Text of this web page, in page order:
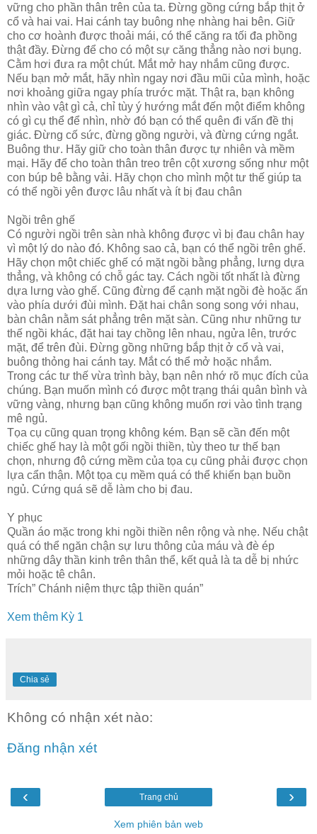
vững cho phần thân trên của ta. Đừng gồng cứng bắp thịt ở
cổ và hai vai. Hai cánh tay buông nhẹ nhàng hai bên. Giữ
cho cơ hoành được thoải mái, có thể căng ra tối đa phồng
thật đầy. Đừng để cho có một sự căng thẳng nào nơi bụng.
Cằm hơi đưa ra một chút. Mắt mở hay nhắm cũng được.
Nếu bạn mở mắt, hãy nhìn ngay nơi đầu mũi của mình, hoặc
nơi khoảng giữa ngay phía trước mặt. Thật ra, bạn không
nhìn vào vật gì cả, chỉ tùy ý hướng mắt đến một điểm không
có gì cụ thể để nhìn, nhờ đó bạn có thể quên đi vấn đề thị
giác. Đừng cố sức, đừng gồng người, và đừng cứng ngắt.
Buông thư. Hãy giữ cho toàn thân được tự nhiên và mềm
mại. Hãy để cho toàn thân treo trên cột xương sống như một
con búp bê bằng vải. Hãy chọn cho mình một tư thế giúp ta
có thể ngồi yên được lâu nhất và ít bị đau chân
Ngồi trên ghế
Có người ngồi trên sàn nhà không được vì bị đau chân hay
vì một lý do nào đó. Không sao cả, bạn có thể ngồi trên ghế.
Hãy chọn một chiếc ghế có mặt ngồi bằng phẳng, lưng dựa
thẳng, và không có chỗ gác tay. Cách ngồi tốt nhất là đừng
dựa lưng vào ghế. Cũng đừng để cạnh mặt ngồi đè hoặc ấn
vào phía dưới đùi mình. Đặt hai chân song song với nhau,
bàn chân nằm sát phẳng trên mặt sàn. Cũng như những tư
thế ngồi khác, đặt hai tay chồng lên nhau, ngửa lên, trước
mặt, để trên đùi. Đừng gồng những bắp thịt ở cổ và vai,
buông thỏng hai cánh tay. Mắt có thể mở hoặc nhắm.
Trong các tư thế vừa trình bày, bạn nên nhớ rõ mục đích của
chúng. Bạn muốn mình có được một trạng thái quân bình và
vững vàng, nhưng bạn cũng không muốn rơi vào tình trạng
mê ngủ.
Tọa cụ cũng quan trọng không kém. Bạn sẽ cần đến một
chiếc ghế hay là một gối ngồi thiền, tùy theo tư thế bạn
chọn, nhưng độ cứng mềm của tọa cụ cũng phải được chọn
lựa cẩn thận. Một tọa cụ mềm quá có thể khiến bạn buồn
ngủ. Cứng quá sẽ dễ làm cho bị đau.
Y phục
Quần áo mặc trong khi ngồi thiền nên rộng và nhẹ. Nếu chật
quá có thể ngăn chận sự lưu thông của máu và đè ép
những dây thần kinh trên thân thể, kết quả là ta dễ bị nhức
mỏi hoặc tê chân.
Trích” Chánh niệm thực tập thiền quán”
Xem thêm Kỳ 1
Chia sẻ
Không có nhận xét nào:
Đăng nhận xét
‹ ›
Trang chủ
Xem phiên bản web